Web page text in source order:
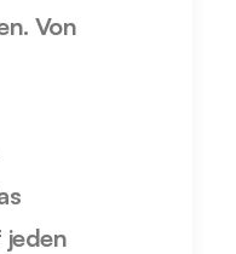
Von
jeden